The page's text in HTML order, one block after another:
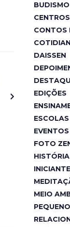
CONTOS
DAISSEN
EDIÇÕES
FOTO
MEIO